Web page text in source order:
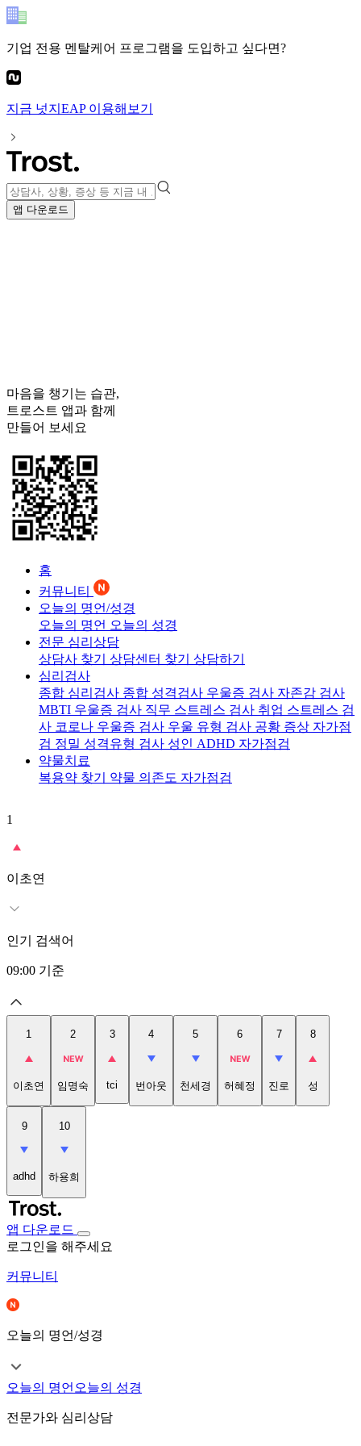
기업 전용 멘탈케어 프로그램을 도입하고 싶다면?
지금 넛지EAP이용해보기
앱 다운로드
마음을 챙기는 습관,
트로스트 앱과 함께
만들어 보세요
홈
커뮤니티
오늘의 명언/성경
오늘의 명언 오늘의 성경
전문 심리상담
상담사 찾기 상담센터 찾기 상담하기
심리검사
종합 심리검사 종합 성격검사 우울증 검사 자존감 검사
MBTI 우울증 검사 직무 스트레스 검사 취업 스트레스 검
사 코로나 우울증 검사 우울 유형 검사 공황 증상 자가점
검 정밀 성격유형 검사 성인 ADHD 자가점검
약물치료
복용약 찾기 약물 의존도 자가점검
1
이초연
인기 검색어
09:00 기준
1
이초연
2
임명숙
3
tci
4
번아웃
5
천세경
6
허혜정
7
진로
8
성
9
adhd
10
하용희
앱 다운로드
로그인을 해주세요
커뮤니티
오늘의 명언/성경
오늘의 명언 오늘의 성경
전문가와 심리상담